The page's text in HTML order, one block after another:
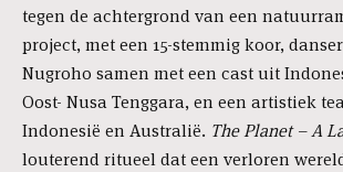
tegen de achtergrond van een
project, met een 15-stemmig koor,
Nugroho samen met een cast uit
Oost- Nusa Tenggara, en een artistiek
Indonesië en Australië. The Planet – A
louterend ritueel dat een verloren